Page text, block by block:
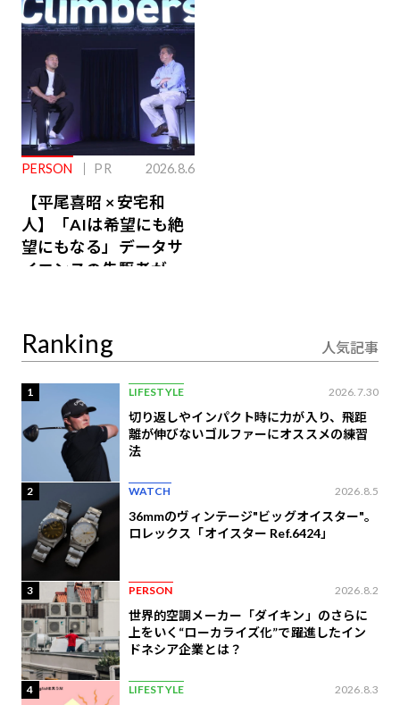
PERSON PR 2026.8.6
【平尾喜昭 × 安宅和
人】「AIは希望にも絶
望にもなる」データサ
イエンスの先駆者が語
Ranking 人気記事
1 LIFESTYLE 2026.7.30
切り返しやインパクト時に力が入り、飛距
離が伸びないゴルファーにオススメの練習
法
2 WATCH 2026.8.5
36mmのヴィンテージ"ビッグオイスター"。
ロレックス「オイスター Ref.6424」
3 PERSON 2026.8.2
世界的空調メーカー「ダイキン」のさらに
上をいく“ローカライズ化”で躍進したイン
ドネシア企業とは？
4 LIFESTYLE 2026.8.3